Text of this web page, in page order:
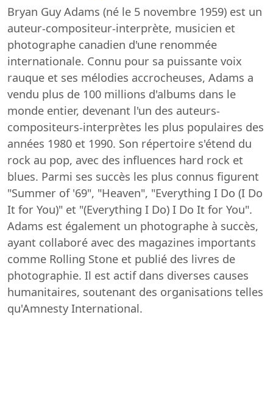
Bryan Guy Adams (né le 5 novembre 1959) est un
auteur-compositeur-interprète, musicien et
photographe canadien d'une renommée
internationale. Connu pour sa puissante voix
rauque et ses mélodies accrocheuses, Adams a
vendu plus de 100 millions d'albums dans le
monde entier, devenant l'un des auteurs-
compositeurs-interprètes les plus populaires des
années 1980 et 1990. Son répertoire s'étend du
rock au pop, avec des influences hard rock et
blues. Parmi ses succès les plus connus figurent
"Summer of '69", "Heaven", "Everything I Do (I Do
It for You)" et "(Everything I Do) I Do It for You".
Adams est également un photographe à succès,
ayant collaboré avec des magazines importants
comme Rolling Stone et publié des livres de
photographie. Il est actif dans diverses causes
humanitaires, soutenant des organisations telles
qu'Amnesty International.